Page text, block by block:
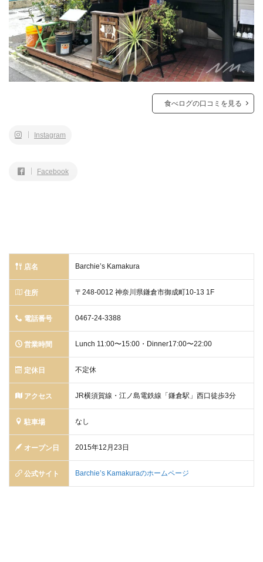
食べログの口コミを見る
Instagram
Facebook
店名 Barchie’s Kamakura
住所 〒248-0012 神奈川県鎌倉市御成町10-13 1F
電話番号 0467-24-3388
営業時間 Lunch 11:00〜15:00・Dinner17:00〜22:00
定休日 不定休
アクセス JR横須賀線・江ノ島電鉄線「鎌倉駅」西口徒歩3分
駐車場 なし
オープン日 2015年12月23日
公式サイト Barchie’s Kamakuraのホームページ